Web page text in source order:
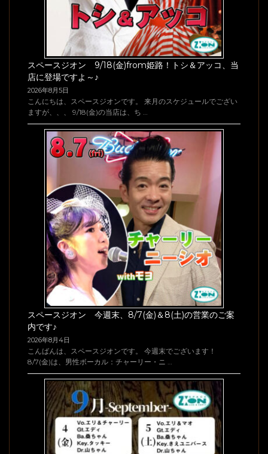
スペースジオン 9/18(金)from姫路！トシ＆アッコ、当
店に登場ですよ～♪
2026年8月5日
こんにちは、スペースジオンです。 来月のスケジュールでござい
ますが、、、 9/18(金)の当店は、ち …
スペースジオン 今週末、8/7(金)＆8(土)の営業のご案
内です♪
2026年8月4日
こんばんは、スペースジオンです。 今週末でございます！
8/7(金)は、男性ボーカル：チャーリー・ニ …